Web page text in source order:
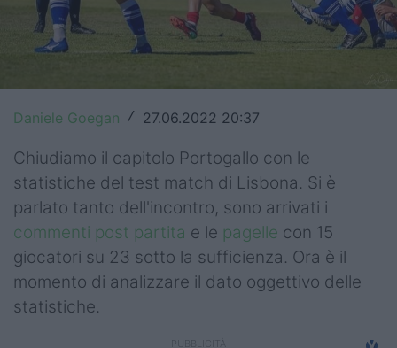
Top14
Premiership
World Rugby
Rugby World Cup
Super Rugby
Rugby in TV
Daniele Goegan / 27.06.2022 20:37
Chiudiamo il capitolo Portogallo con le
statistiche del test match di Lisbona. Si è
parlato tanto dell'incontro, sono arrivati i
commenti post partita e le pagelle con 15
giocatori su 23 sotto la sufficienza. Ora è il
momento di analizzare il dato oggettivo delle
statistiche.